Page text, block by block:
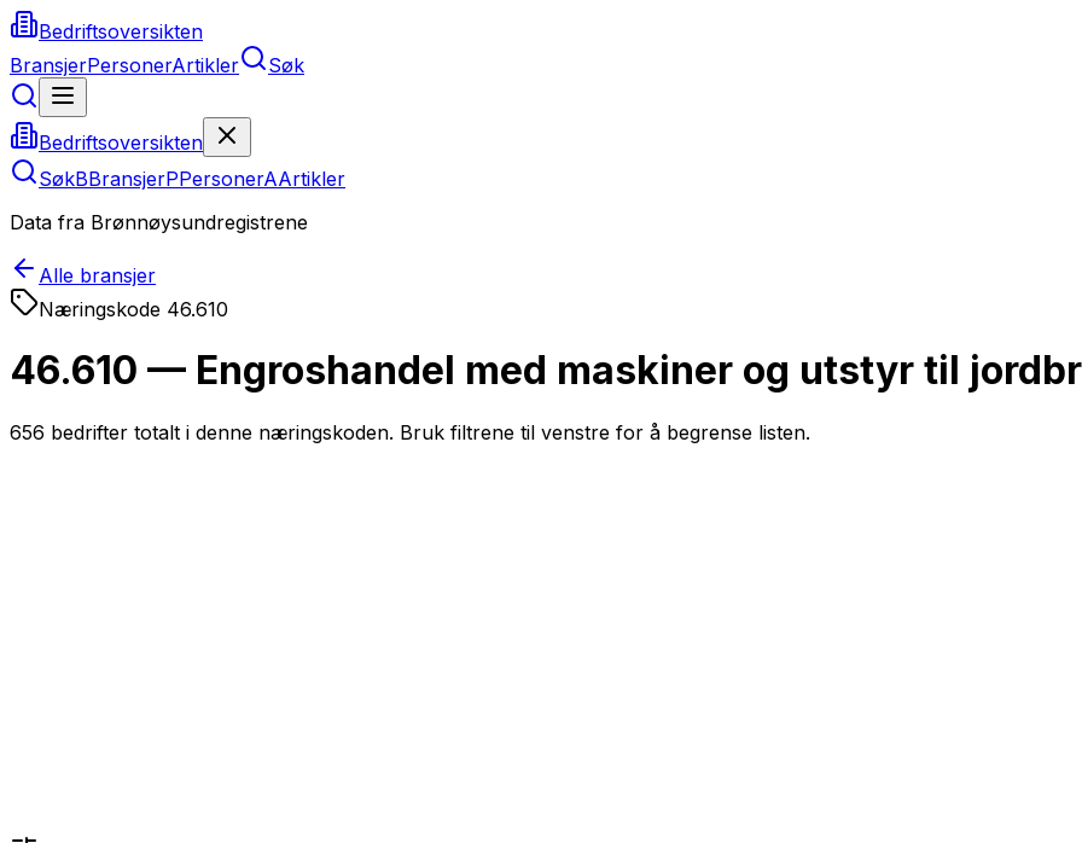
Bedriftsoversikten
BransjerPersonerArtikler Søk
Bedriftsoversikten
SøkBBransjerPPersonerAArtikler
Data fra Brønnøysundregistrene
Alle bransjer
Næringskode 46.610
46.610 — Engroshandel med maskiner og utstyr til
656 bedrifter totalt i denne næringskoden. Bruk filtrene til venstre for å begrense listen.